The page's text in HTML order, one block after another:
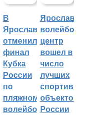
В
Ярославле
отменили
финал
Кубка
России
по
пляжному
волейболу
Ярославский
волейбольный
центр
вошел в
число
лучших
спортивных
объектов
России